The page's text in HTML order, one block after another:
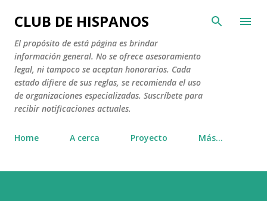
Ir al contenido principal
CLUB DE HISPANOS
El propósito de está página es brindar
información general. No se ofrece asesoramiento
legal, ni tampoco se aceptan honorarios. Cada
estado difiere de sus reglas, se recomienda el uso
de organizaciones especializadas. Suscríbete para
recibir notificaciones actuales.
Home A cerca Proyecto Más…